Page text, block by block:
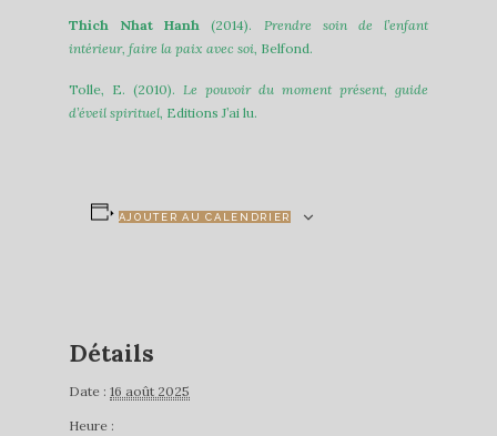
Thich Nhat Hanh (2014). Prendre soin de l’enfant
intérieur, faire la paix avec soi , Belfond.
Tolle, E. (2010). Le pouvoir du moment présent, guide
d’éveil spirituel , Editions J’ai lu.
AJOUTER AU CALENDRIER
Détails
Date : 16 août 2025
Heure :